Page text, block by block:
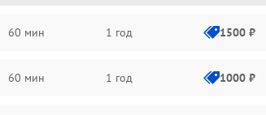
60 мин 1 год 1500 ₽
60 мин 1 год 1000 ₽